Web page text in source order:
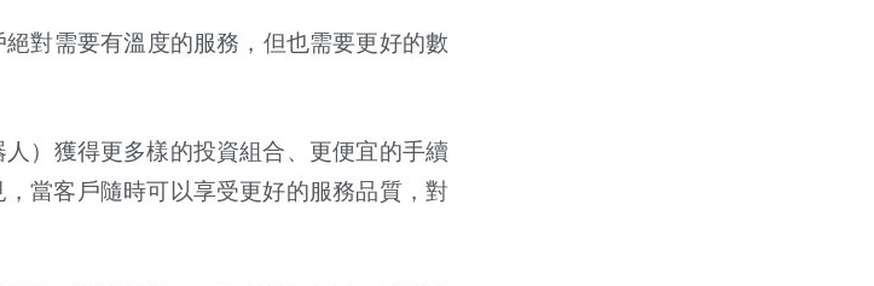
絕對需要有溫 度的服務，但也需要更好的數
）獲得更多樣的投資組合、更便宜的手續
當客 戶隨時可以享受更好的服務品質，對